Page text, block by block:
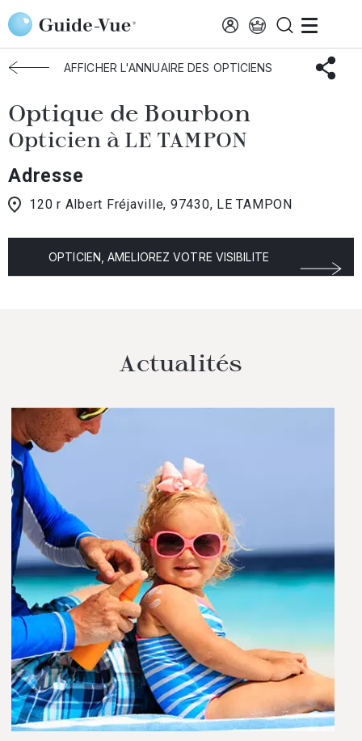
Aller au contenu principal
Accueil Choisir mon opticien Le-Tampon Optique de Bourbon
AFFICHER L'ANNUAIRE DES OPTICIENS
Optique de Bourbon
Opticien à LE TAMPON
Adresse
120 r Albert Fréjaville, 97430, LE TAMPON
OPTICIEN, AMELIOREZ VOTRE VISIBILITE
Actualités